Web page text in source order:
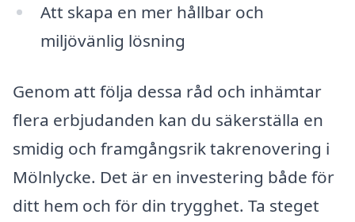
Att skapa en mer hållbar och
miljövänlig lösning
Genom att följa dessa råd och inhämtar
flera erbjudanden kan du säkerställa en
smidig och framgångsrik takrenovering i
Mölnlycke. Det är en investering både för
ditt hem och för din trygghet. Ta steget